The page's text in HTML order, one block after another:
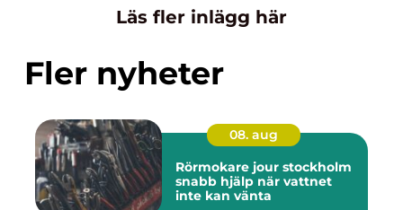
Läs fler inlägg här
Fler nyheter
08. aug
Rörmokare jour stockholm
snabb hjälp när vattnet
inte kan vänta